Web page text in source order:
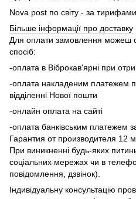
Nova post по світу - за тирифами
Більше інформації про доставку
Для оплати замовлення можеш
спосіб:
-оплата в Віброкав'ярні при
-оплата накладеним платежем
відділенні Нової пошти
-онлайн оплата на сайті
-оплата банківським платежем
Гарантия от производителя 12
При виникненні будь-яких
соціальних мережах чи в
повідомлення, дзвінок).
Індивідуальну консультацію